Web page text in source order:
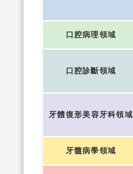
口腔病理領域
口腔診斷領域
牙體復形美容牙科領域
牙髓病學領域